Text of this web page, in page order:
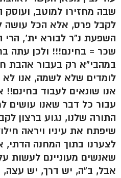
שבה מחזירו למוטב,
לקבל פרס, אלא הכל עושה
השפעת נ”ר לבורא ית’, הרי
שכר = בחינם!!! ולכן עתה
במהבי”א רק בעבור אהבת
לומדים שלא לשמה, אנו לא
אנו שונאים לעבוד בחינם!!
עבור כל דבר שאנו עושים
התורה שלנו, נגוע ברצון
שיפתח את עיניו ויראה
לצערנו בתוך המחנה הדתי,
שאנשים מעוניינם לעשות
אבל, ב”ה, יש דרך, יש עצה,